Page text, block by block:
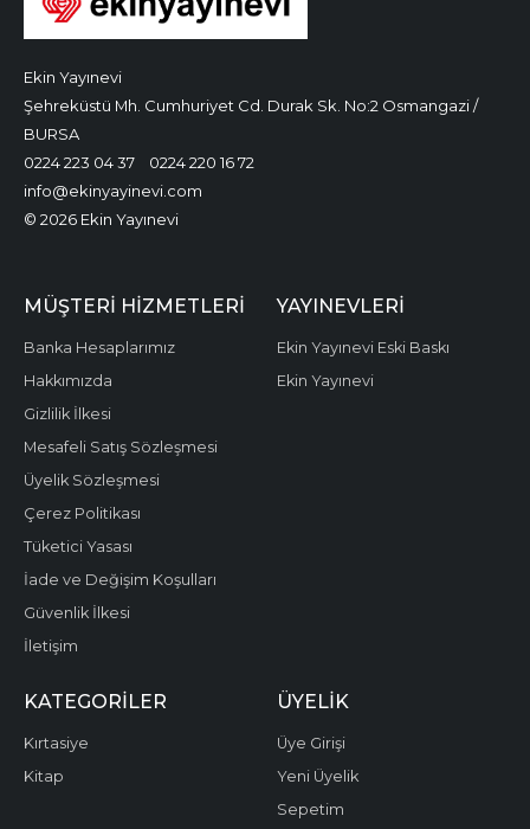
Ekin Yayınevi
Şehreküstü Mh. Cumhuriyet Cd. Durak Sk. No:2 Osmangazi /
BURSA
0224 223 04 37
0224 220 16 72
info@ekinyayinevi.com
© 2026 Ekin Yayınevi
MÜŞTERI HIZMETLERI
Banka Hesaplarımız
Hakkımızda
Gizlilik İlkesi
Mesafeli Satış Sözleşmesi
Üyelik Sözleşmesi
Çerez Politikası
Tüketici Yasası
İade ve Değişim Koşulları
Güvenlik İlkesi
İletişim
YAYINEVLERI
Ekin Yayınevi Eski Baskı
Ekin Yayınevi
KATEGORILER
Kırtasiye
Kitap
ÜYELIK
Üye Girişi
Yeni Üyelik
Sepetim